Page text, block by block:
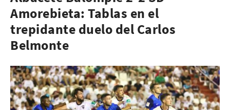
Amorebieta: Tablas en el
trepidante duelo del Carlos
Belmonte